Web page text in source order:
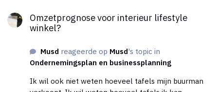
Omzetprognose voor interieur lifestyle
winkel?
Musd reageerde op Musd's topic in
Ondernemingsplan en businessplanning
Ik wil ook niet weten hoeveel tafels mijn buurman